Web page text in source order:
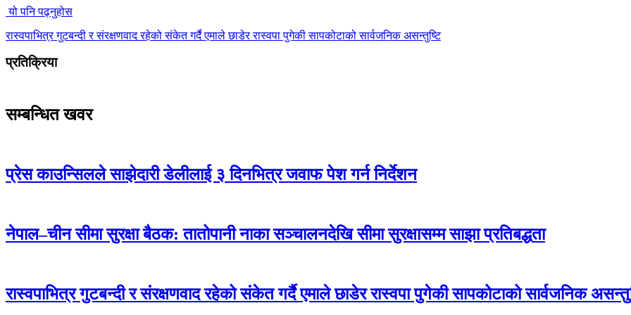
यो पनि पढ्नुहोस
रास्वपाभित्र गुटबन्दी र संरक्षणवाद रहेको संकेत गर्दै एमाले छाडेर रास्वपा पुगेकी सापकोटाको सार्वजनिक असन्तुष्टि
प्रतिक्रिया
सम्बन्धित खवर
प्रेस काउन्सिलले साझेदारी डेलीलाई ३ दिनभित्र जवाफ पेश गर्न निर्देशन
नेपाल–चीन सीमा सुरक्षा बैठक: तातोपानी नाका सञ्चालनदेखि सीमा सुरक्षासम्म साझा प्रतिबद्धता
रास्वपाभित्र गुटबन्दी र संरक्षणवाद रहेको संकेत गर्दै एमाले छाडेर रास्वपा पुगेकी सापकोटाको सार्वजनिक